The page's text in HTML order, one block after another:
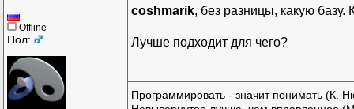
Offline
Пол:
coshmarik, без разницы, какую базу.
Лучше подходит для чего?
Программировать - значит понимать (К.